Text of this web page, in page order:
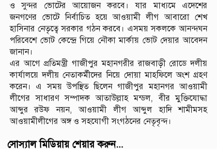
ও সুন্দর ভোটের আয়োজন করবে। যার মাধ্যমে এদেশের
জনগণের ভোটে নির্বাচিত হয়ে আওয়ামী লীগ আবারো শেখ
হাসিনার নেতৃত্বে সরকার গঠন করবে। এসময় সকলকে আনন্দঘন
পরিবেশে ভোট কেন্দ্রে গিয়ে নৌকা মার্কায় ভোট দেয়ার আবেদন
জানান।
এর আগে প্রতিমন্ত্রী গাজীপুর মহানগরীর রাজবাড়ী রোডে দলীয়
কার্যালয়ে দলীয় নেতাকর্মীদের নিয়ে দোয়া মাহফিলে অংশ গ্রহণ
করেন। এ সময় উপস্থিত ছিলেন গাজীপুর মহানগর আওয়ামী
লীগের সাধারণ সম্পাদক আতাউল্লাহ মন্ডল, বীর মুক্তিযোদ্ধা
আব্দুর রউফ নয়ন, আওয়ামী লীগ আব্দুল হাদি শামীমসহ
আওয়ামীলীগের অঙ্গ ও সহযোগী সংগঠনের নেতৃবৃন্দ।
সোস্যাল মিডিয়ায় শেয়ার করুন...